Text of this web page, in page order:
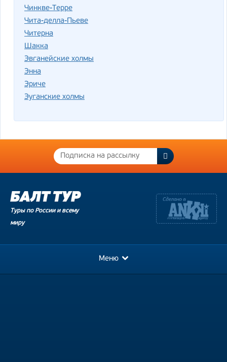
Чинкве-Терре
Чита-делла-Пьеве
Читерна
Шакка
Эвганейские холмы
Энна
Эриче
Эуганские холмы
Туры по России и всему
миру
Меню